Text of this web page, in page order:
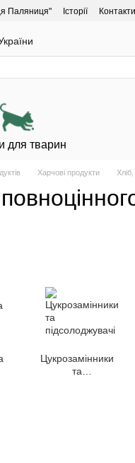
Паляниця" Історії Контакти
для тварин
Харчові продукти
Цукрозамінники
та